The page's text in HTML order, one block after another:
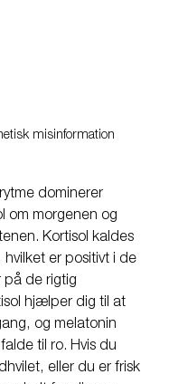
misinformation
dominerer
om morgenen og
Kortisol kaldes
hvilket er positivt i de
de rigtig
hjælper dig til at
og melatonin
til ro. Hvis du
eller du er frisk